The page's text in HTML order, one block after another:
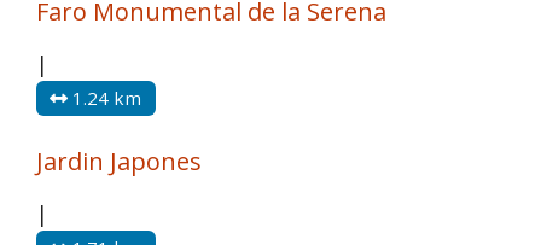
Faro Monumental de la Serena
|
1.24 km
Jardin Japones
|